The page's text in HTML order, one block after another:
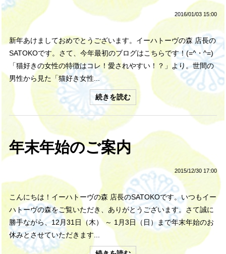
2016/01/03 15:00
新年あけましておめでとうございます。イーハトーヴの森 店長の
SATOKOです。さて、今年最初のブログはこちらです！(=^・^=)
「猫好きの女性の特徴はコレ！愛されやすい！？」より。世間の
男性から見た「猫好き女性...
続きを読む
年末年始のご案内
2015/12/30 17:00
こんにちは！イーハトーヴの森 店長のSATOKOです。いつもイー
ハトーヴの森をご覧いただき、ありがとうございます。さて誠に
勝手ながら、12月31日（木） ～ 1月3日（日）まで年末年始のお
休みとさせていただきます...